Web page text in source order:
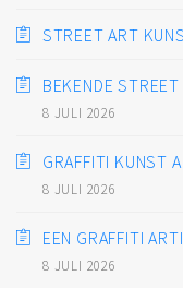
STREET ART
BEKENDE
8 JULI 2026
GRAFFITI KUNST
8 JULI 2026
EEN GRAFFITI
8 JULI 2026